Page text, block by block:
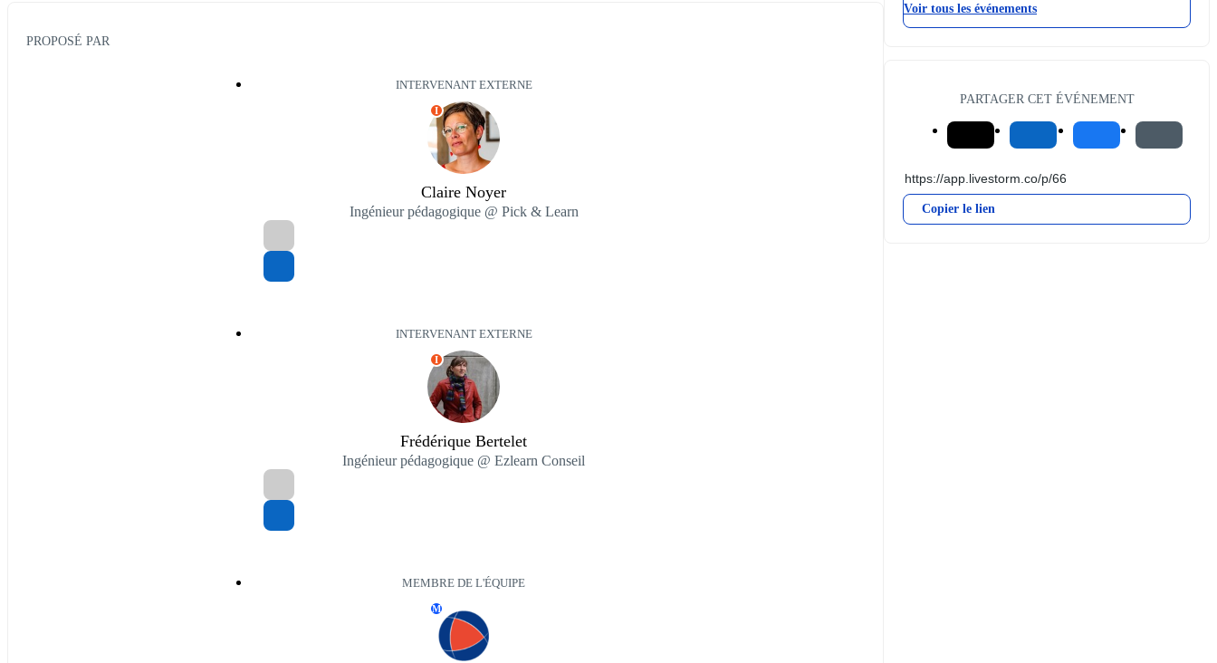
PROPOSÉ PAR
INTERVENANT EXTERNE
I
Claire Noyer
Ingénieur pédagogique @ Pick & Learn
INTERVENANT EXTERNE
I
Frédérique Bertelet
Ingénieur pédagogique @ Ezlearn Conseil
MEMBRE DE L'ÉQUIPE
M
Voir tous les événements
PARTAGER CET ÉVÉNEMENT
Copier le lien